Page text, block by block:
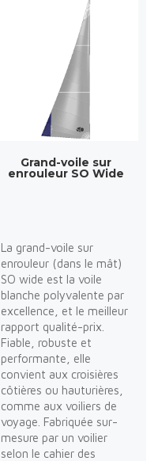
Grand-voile sur
enrouleur SO Wide
La grand-voile sur
enrouleur (dans le mât)
SO wide est la voile
blanche polyvalente par
excellence, et le meilleur
rapport qualité-prix.
Fiable, robuste et
performante, elle
convient aux croisières
côtières ou hauturières,
comme aux voiliers de
voyage. Fabriquée sur-
mesure par un voilier
selon le cahier des